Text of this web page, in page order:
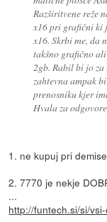
Razširitvene reže
x16 pri grafični ki
x16. Skrbi me, da
takšno grafično
2gb. Rabil bi jo
zahtevna ampak
prenosniku kjer
Hvala za odgovore
1. ne kupuj pri demise
2. 7770 je nekje
...
http://funtech.si/si/